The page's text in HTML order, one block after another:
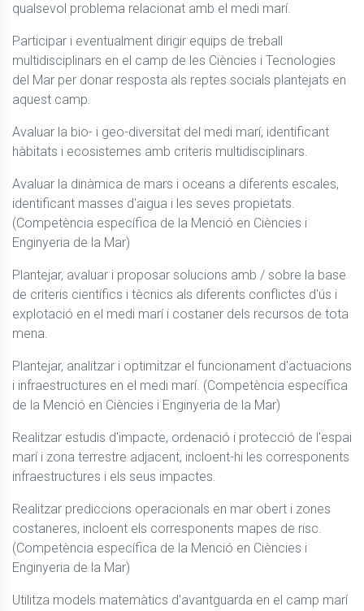
qualsevol problema relacionat amb el medi marí.
Participar i eventualment dirigir equips de treball
multidisciplinars en el camp de les Ciències i Tecnologies
del Mar per donar resposta als reptes socials plantejats en
aquest camp.
Avaluar la bio- i geo-diversitat del medi marí, identificant
hàbitats i ecosistemes amb criteris multidisciplinars.
Avaluar la dinàmica de mars i oceans a diferents escales,
identificant masses d'aigua i les seves propietats.
(Competència específica de la Menció en Ciències i
Enginyeria de la Mar)
Plantejar, avaluar i proposar solucions amb / sobre la base
de criteris científics i tècnics als diferents conflictes d'ús i
explotació en el medi marí i costaner dels recursos de tota
mena.
Plantejar, analitzar i optimitzar el funcionament d'actuacions
i infraestructures en el medi marí. (Competència específica
de la Menció en Ciències i Enginyeria de la Mar)
Realitzar estudis d'impacte, ordenació i protecció de l'espai
marí i zona terrestre adjacent, incloent-hi les corresponents
infraestructures i els seus impactes.
Realitzar prediccions operacionals en mar obert i zones
costaneres, incloent els corresponents mapes de risc.
(Competència específica de la Menció en Ciències i
Enginyeria de la Mar)
Utilitza models matemàtics d'avantguarda en el camp marí